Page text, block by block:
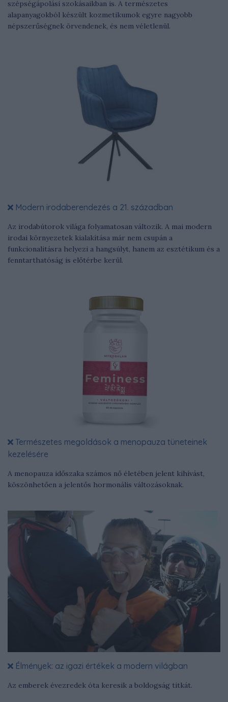
szépségápolási szokásaikban is. A természetes
alapanyagokból készült kozmetikumok egyre nagyobb
népszerűségnek örvendenek, és nem véletlenül.
Modern irodaberendezés a 21. században
Az irodabútorok világa folyamatosan változik. A mai modern
irodai környezetek kialakítása már nem csupán a
funkcionalitásra helyezi a hangsúlyt, hanem az esztétikum és a
fenntarthatóság is előtérbe kerül.
Természetes megoldások a menopauza tüneteinek
kezelésére
A menopauza időszaka számos nő életében jelent kihívást,
köszönhetően a jelentős hormonális változásoknak.
Élmények: az igazi értékek a modern világban
Az emberek évezredek óta keresik a boldogság titkát.